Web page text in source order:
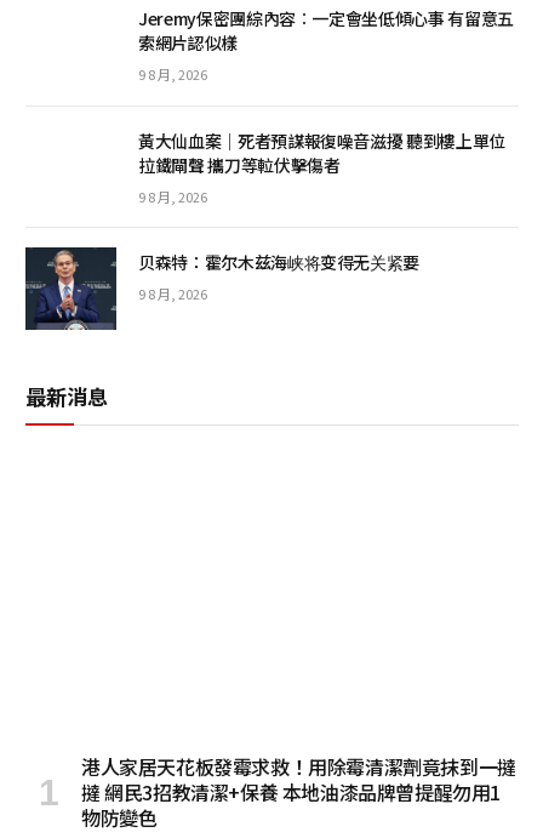
Jeremy保密團綜內容︰一定會坐低傾心事 有留意五
索網片認似樣
9 8 月, 2026
黃大仙血案│死者預謀報復噪音滋擾 聽到樓上單位
拉鐵閘聲 攜刀等𨋢伏擊傷者
9 8 月, 2026
贝森特：霍尔木兹海峡将变得无关紧要
9 8 月, 2026
最新消息
港人家居天花板發霉求救！用除霉清潔劑竟抹到一撻
撻 網民3招教清潔+保養 本地油漆品牌曾提醒勿用1
物防變色